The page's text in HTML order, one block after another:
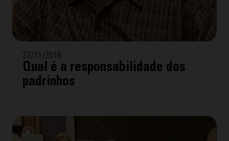
23/11/2018
Qual é a responsabilidade dos
padrinhos